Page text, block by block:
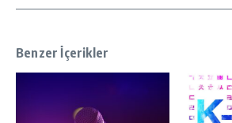
Benzer İçerikler